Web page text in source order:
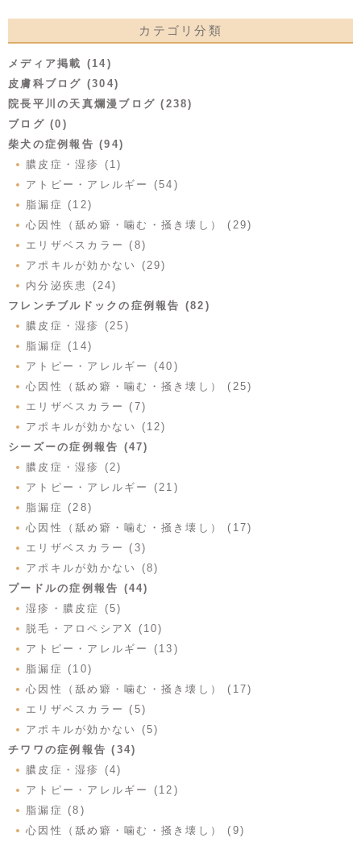
カテゴリ分類
メディア掲載 (14)
皮膚科ブログ (304)
院長平川の天真爛漫ブログ (238)
ブログ (0)
柴犬の症例報告 (94)
膿皮症・湿疹 (1)
アトピー・アレルギー (54)
脂漏症 (12)
心因性（舐め癖・噛む・掻き壊し） (29)
エリザベスカラー (8)
アポキルが効かない (29)
内分泌疾患 (24)
フレンチブルドックの症例報告 (82)
膿皮症・湿疹 (25)
脂漏症 (14)
アトピー・アレルギー (40)
心因性（舐め癖・噛む・掻き壊し） (25)
エリザベスカラー (7)
アポキルが効かない (12)
シーズーの症例報告 (47)
膿皮症・湿疹 (2)
アトピー・アレルギー (21)
脂漏症 (28)
心因性（舐め癖・噛む・掻き壊し） (17)
エリザベスカラー (3)
アポキルが効かない (8)
プードルの症例報告 (44)
湿疹・膿皮症 (5)
脱毛・アロペシアX (10)
アトピー・アレルギー (13)
脂漏症 (10)
心因性（舐め癖・噛む・掻き壊し） (17)
エリザベスカラー (5)
アポキルが効かない (5)
チワワの症例報告 (34)
膿皮症・湿疹 (4)
アトピー・アレルギー (12)
脂漏症 (8)
心因性（舐め癖・噛む・掻き壊し） (9)